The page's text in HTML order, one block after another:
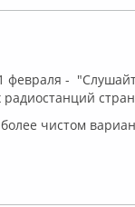
-
радиостанций
чистом